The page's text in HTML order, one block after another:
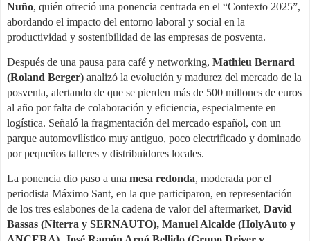
Nuño, quién ofreció una ponencia centrada en el “Contexto 2025”,
abordando el impacto del entorno laboral y social en la
productividad y sostenibilidad de las empresas de posventa.
Después de una pausa para café y networking, Mathieu Bernard
(Roland Berger) analizó la evolución y madurez del mercado de la
posventa, alertando de que se pierden más de 500 millones de euros
al año por falta de colaboración y eficiencia, especialmente en
logística. Señaló la fragmentación del mercado español, con un
parque automovilístico muy antiguo, poco electrificado y dominado
por pequeños talleres y distribuidores locales.
La ponencia dio paso a una mesa redonda, moderada por el
periodista Máximo Sant, en la que participaron, en representación
de los tres eslabones de la cadena de valor del aftermarket, David
Bassas (Niterra y SERNAUTO), Manuel Alcalde (HolyAuto y